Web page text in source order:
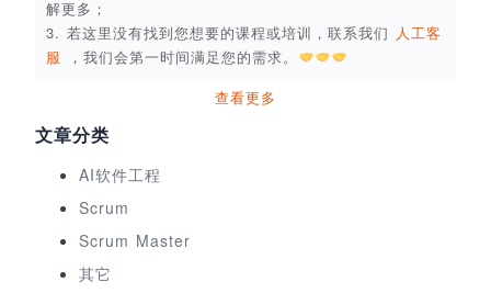
解更多；
3. 若这里没有找到您想要的课程或培训，联系我们 人工客
服
，我们会第一时间满足您的需求。
查看更多
文章分类
AI软件工程
Scrum
Scrum Master
其它